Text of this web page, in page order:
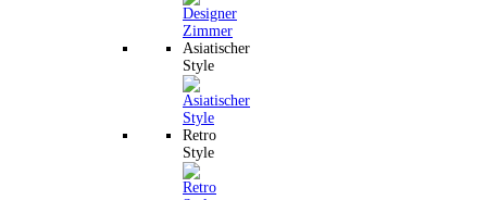
Asiatischer
Style
Retro
Style